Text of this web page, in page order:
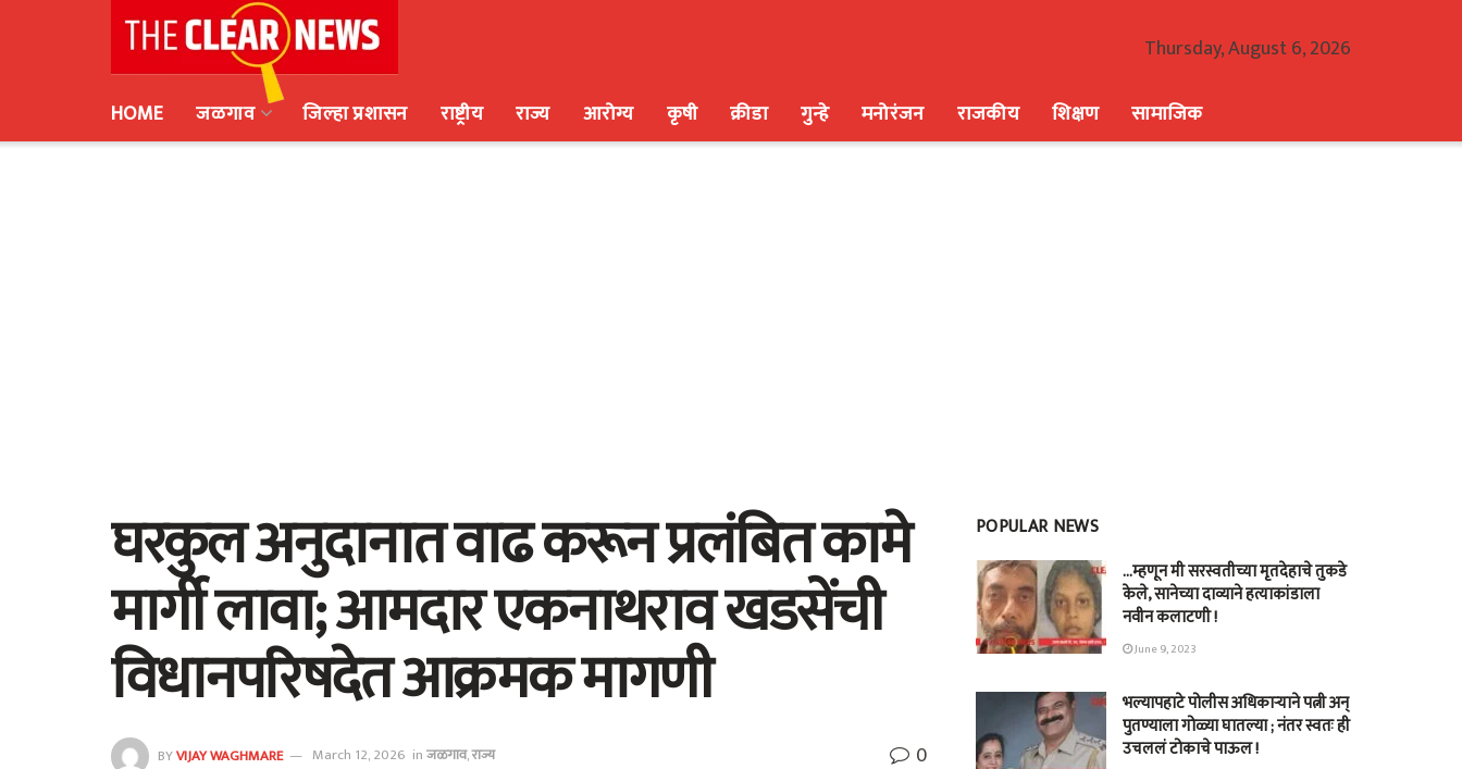
Thursday, August 6, 2026
HOME
जळगाव जिल्हा प्रशासन राष्ट्रीय राज्य आरोग्य कृषी क्रीडा गुन्हे मनोरंजन राजकीय शिक्षण सामाजिक
घरकुल अनुदानात वाढ करून प्रलंबित कामे
मार्गी लावा; आमदार एकनाथराव खडसेंची
विधानपरिषदेत आक्रमक मागणी
BYVIJAY WAGHMARE March 12, 2026 inजळगाव,राज्य 0
POPULAR NEWS
…म्हणून मी सरस्वतीच्या मृतदेहाचे तुकडे
केले, सानेच्या दाव्याने हत्याकांडाला
नवीन कलाटणी !
June 9, 2023
भल्यापहाटे पोलीस अधिकाऱ्याने पत्नी अन्
पुतण्याला गोळ्या घातल्या ; नंतर स्वतः ही
उचललं टोकाचे पाऊल !